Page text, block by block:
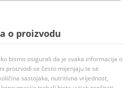
o proizvodu
bismo osigurali da je svaka informacija o
proizvodi se često mijenjaju te se
sastojaka, nutritivna vrijednost,